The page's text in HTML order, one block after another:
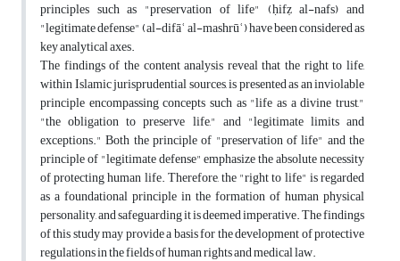
principles such as "preservation of life" (ḥifẓ al-nafs) and
"legitimate defense" (al-difāʿ al-mashrūʿ) have been considered as
key analytical axes.
The findings of the content analysis reveal that the right to life,
within Islamic jurisprudential sources, is presented as an inviolable
principle encompassing concepts such as "life as a divine trust,"
"the obligation to preserve life," and "legitimate limits and
exceptions." Both the principle of "preservation of life" and the
principle of "legitimate defense" emphasize the absolute necessity
of protecting human life. Therefore, the "right to life" is regarded
as a foundational principle in the formation of human physical
personality, and safeguarding it is deemed imperative. The findings
of this study may provide a basis for the development of protective
regulations in the fields of human rights and medical law.